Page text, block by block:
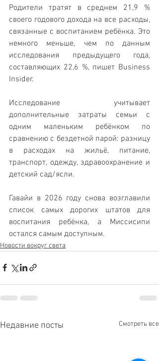
Родители тратят в среднем 21,9 %
своего годового дохода на все расходы,
связанные с воспитанием ребёнка. Это
немного меньше, чем по данным
исследования предыдущего года,
составляющих 22,6 %, пишет Business
Insider.
Исследование учитывает
дополнительные затраты семьи с
одним маленьким ребёнком по
сравнению с бездетной парой: разницу
в расходах на жильё, питание,
транспорт, одежду, здравоохранение и
детский сад/ясли.
Гавайи в 2026 году снова возглавили
список самых дорогих штатов для
воспитания ребёнка, а Миссисипи
остался самым доступным.
Новости вокруг света
Недавние посты Смотреть все